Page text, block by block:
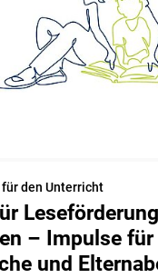
den Unterricht
Leseförderung
– Impulse für
und